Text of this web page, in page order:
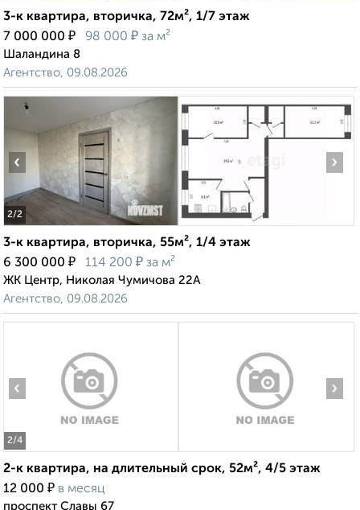
3-к квартира, вторичка, 72м², 1/7 этаж
7 000 000 ₽ 98 000 ₽ за м²
Шаландина 8
Агентство, 09.08.2026
2/2
‹ ›
3-к квартира, вторичка, 55м², 1/4 этаж
6 300 000 ₽ 114 200 ₽ за м²
ЖК Центр, Николая Чумичова 22А
Агентство, 09.08.2026
2/4
‹ ›
2-к квартира, на длительный срок, 52м², 4/5 этаж
12 000 ₽ в месяц
проспект Славы 67